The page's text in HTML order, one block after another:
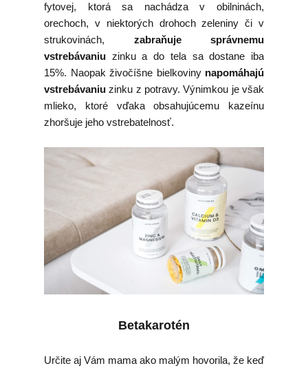
fytovej, ktorá sa nachádza v obilninách,
orechoch, v niektorých drohoch zeleniny či v
strukovinách, zabraňuje správnemu
vstrebávaniu zinku a do tela sa dostane iba
15%. Naopak živočíšne bielkoviny napomáhajú
vstrebávaniu zinku z potravy. Výnimkou je však
mlieko, ktoré vďaka obsahujúcemu kazeínu
zhoršuje jeho vstrebatelnosť.
Betakarotén
Určite aj Vám mama ako malým hovorila, že keď